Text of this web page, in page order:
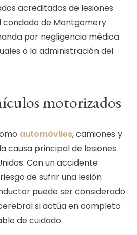
acreditados de lesiones
de Montgomery
por negligencia médica
o la administración del
motorizados
automóviles, camiones y
causa principal de lesiones
Con un accidente
de sufrir una lesión
puede ser considerado
si actúa en completo
de cuidado.